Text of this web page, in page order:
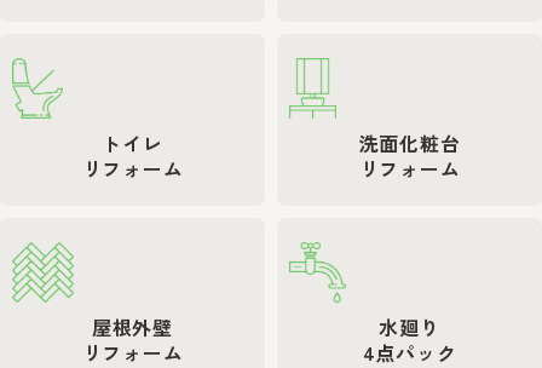
トイレ
リフォーム
洗面化粧台
リフォーム
屋根外壁
リフォーム
水廻り
4点パック